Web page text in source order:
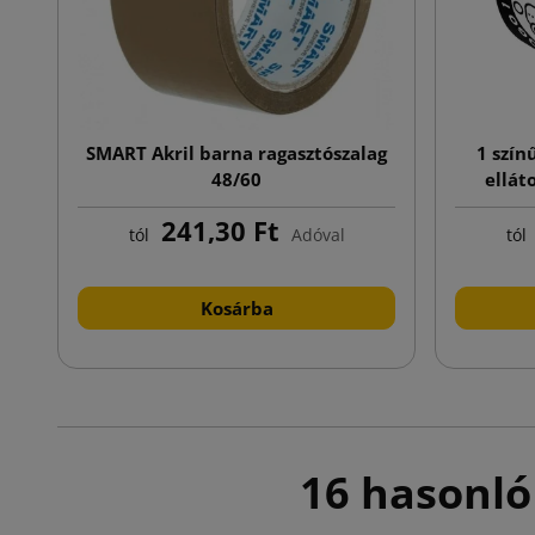
SMART Akril barna ragasztószalag
48/60
tól 241,30 Ft Adóval
Kosárba
1
tól
16